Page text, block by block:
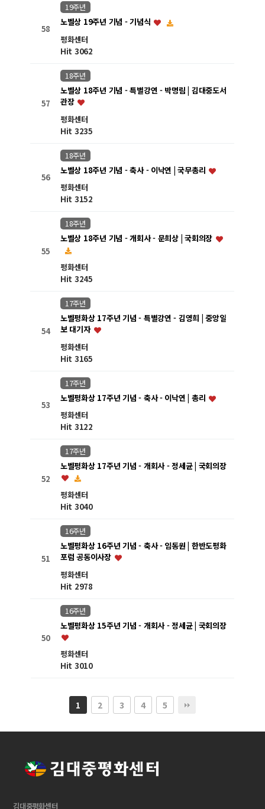
58
19주년
노벨상 19주년 기념 - 기념식
평화센터
Hit 3062
57
18주년
노벨상 18주년 기념 - 특별강연 - 박명림 | 김대중도서
관장
평화센터
Hit 3235
56
18주년
노벨상 18주년 기념 - 축사 - 이낙연 | 국무총리
평화센터
Hit 3152
55
18주년
노벨상 18주년 기념 - 개회사 - 문희상 | 국회의장
평화센터
Hit 3245
54
17주년
노벨평화상 17주년 기념 - 특별강연 - 김영희 | 중앙일
보 대기자
평화센터
Hit 3165
53
17주년
노벨평화상 17주년 기념 - 축사 - 이낙연 | 총리
평화센터
Hit 3122
52
17주년
노벨평화상 17주년 기념 - 개회사 - 정세균 | 국회의장
평화센터
Hit 3040
51
16주년
노벨평화상 16주년 기념 - 축사 - 임동원 | 한반도평화
포럼 공동이사장
평화센터
Hit 2978
50
16주년
노벨평화상 15주년 기념 - 개회사 - 정세균 | 국회의장
평화센터
Hit 3010
1 2 3 4 5
김대중평화센터